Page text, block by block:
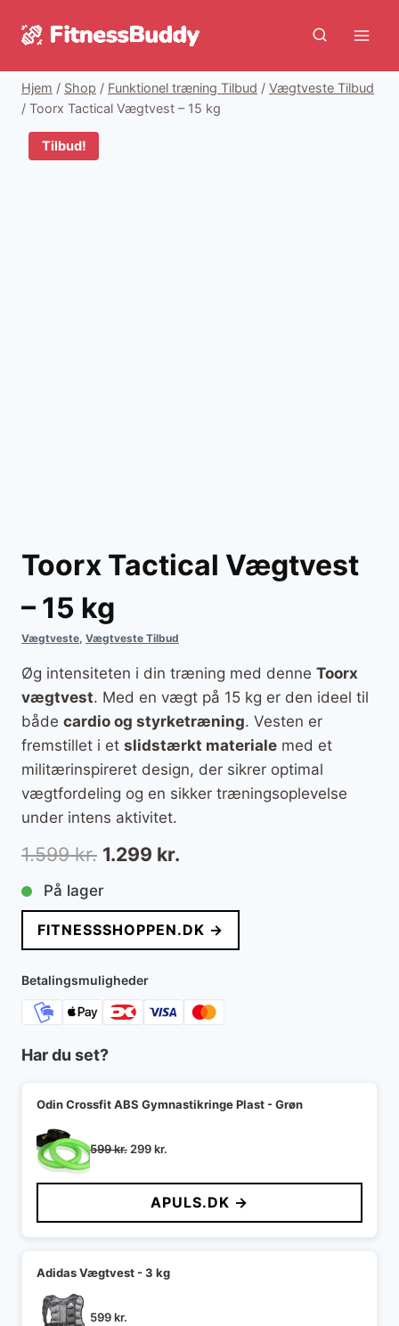
Hjem / Shop / Funktionel træning Tilbud / Vægtveste Tilbud
/ Toorx Tactical Vægtvest – 15 kg
Tilbud!
Toorx Tactical Vægtvest
– 15 kg
Vægtveste, Vægtveste Tilbud
Øg intensiteten i din træning med denne Toorx
vægtvest. Med en vægt på 15 kg er den ideel til
både cardio og styrketræning. Vesten er
fremstillet i et slidstærkt materiale med et
militærinspireret design, der sikrer optimal
vægtfordeling og en sikker træningsoplevelse
under intens aktivitet.
1.599kr. Den
oprindelige
pris
var:
1.599 kr..
1.299 kr.
pris
er:
På lager
FITNESSSHOPPEN.DK →
Betalingsmuligheder
Har du set?
Odin Crossfit ABS Gymnastikringe Plast - Grøn
599kr. Den
pris
599 kr..
299kr.
pris
er:
299 kr..
APULS.DK →
Adidas Vægtvest - 3 kg
599kr.